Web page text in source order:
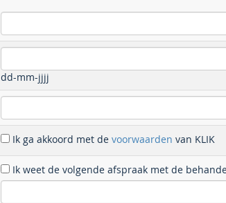
dd-mm-jjjj
Ik ga akkoord met de voorwaarden van KLIK
Ik weet de volgende afspraak met de